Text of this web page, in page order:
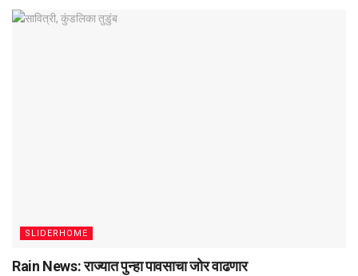
SLIDERHOME
Rain News: राज्यात पुन्हा पावसाचा जोर वाढणार